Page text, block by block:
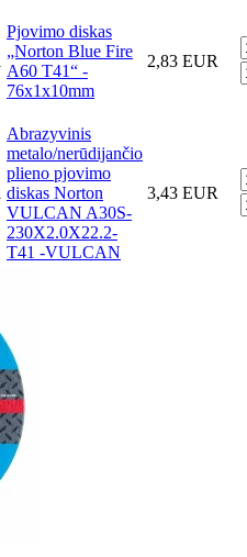
Pjovimo diskas
„Norton Blue Fire
A60 T41“ -
76x1x10mm
2,83 EUR
Abrazyvinis
metalo/nerūdijančio
plieno pjovimo
diskas Norton
VULCAN A30S-
230X2.0X22.2-
T41 -VULCAN
3,43 EUR